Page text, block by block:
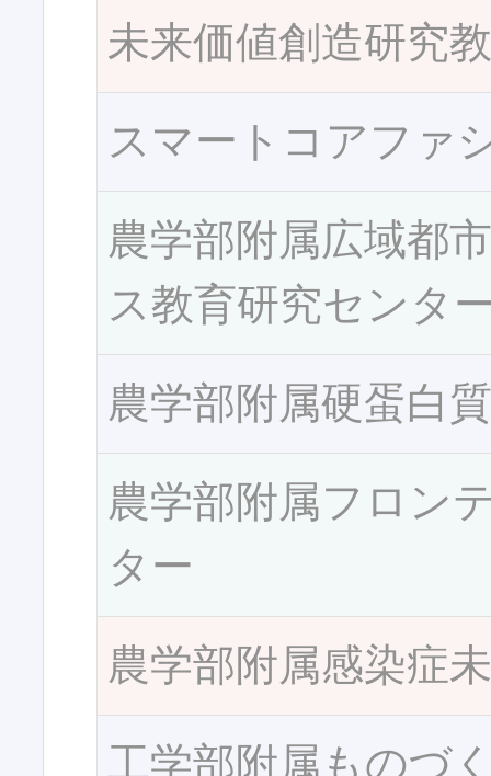
未来価値創造研究
スマートコアファ
農学部附属広域都
ス教育研究センタ
農学部附属硬蛋白
農学部附属フロン
ター
農学部附属感染症
工学部附属ものづ